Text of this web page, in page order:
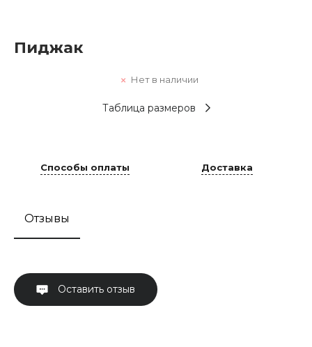
Пиджак
Нет в наличии
Таблица размеров
Способы оплаты Доставка
Отзывы
Оставить отзыв